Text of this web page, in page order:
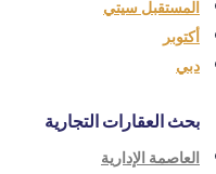
المستقبل سيتي
أكتوبر
دبي
بحث العقارات التجارية
العاصمة الإدارية